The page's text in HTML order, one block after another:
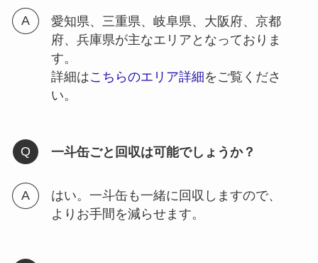
愛知県、三重県、岐阜県、大阪府、京都
府、兵庫県が主なエリアとなっておりま
す。
詳細はこちらのエリア詳細をご覧くださ
い。
一斗缶ごと回収は可能でしょうか？
はい。一斗缶も一緒に回収しますので、
よりお手間を減らせます。